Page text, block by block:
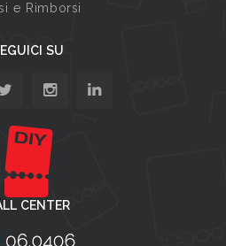
e Rimborsi
SU
CENTER